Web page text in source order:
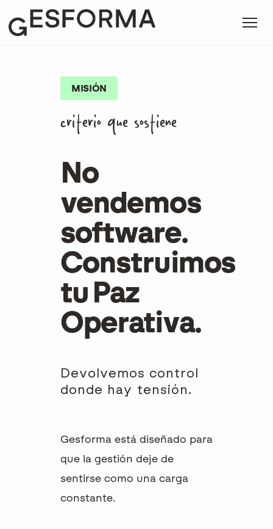
MISIÓN
criterio que sostiene
No
vendemos
software.
Construimos
tu Paz
Operativa.
Devolvemos control
donde hay tensión.
Gesforma está diseñado para
que la gestión deje de
sentirse como una carga
constante.